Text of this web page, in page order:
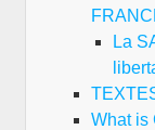
La
What is